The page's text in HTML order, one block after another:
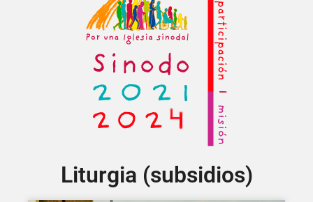
Liturgia (subsidios)